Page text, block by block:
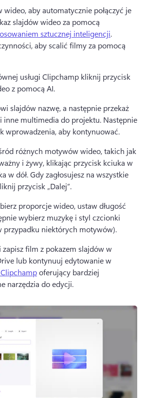
wideo, aby automatycznie połączyć je
slajdów wideo za pomocą
sztucznej inteligencji
aby scalić filmy za pomocą
usługi Clipchamp kliknij przycisk
z pomocą AI.
slajdów nazwę, a następnie przekaż
inne multimedia do projektu. Następnie
wprowadzenia, aby kontynuować.
różnych motywów wideo, takich jak
i żywy, klikając przycisk kciuka w
w dół. Gdy zagłosujesz na wszystkie
przycisk „Dalej”.
proporcje wideo, ustaw długość
wybierz muzykę i styl czcionki
przypadku niektórych motywów).
film z pokazem slajdów w
lub kontynuuj edytowanie w
oferujący bardziej
narzędzia do edycji.